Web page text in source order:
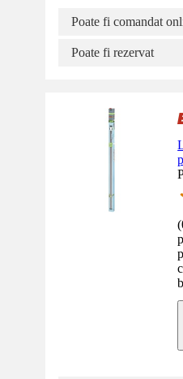
Poate fi comandat
Poate fi rezervat
(